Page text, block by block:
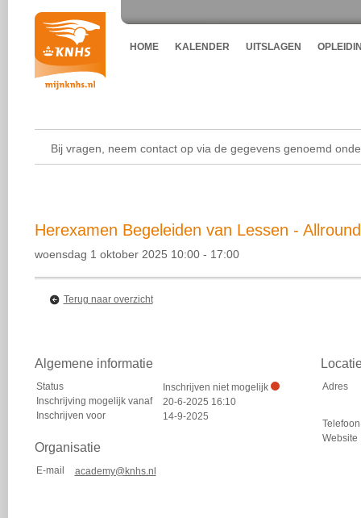
HOME KALENDER UITSLAGEN
Bij vragen, neem contact op via de gegevens genoemd
Herexamen Begeleiden van Lessen -
woensdag 1 oktober 2025 10:00 - 17:00
Terug naar overzicht
Algemene informatie
Status
Inschrijven niet mogelijk
Inschrijving mogelijk vanaf
20-6-2025 16:10
Inschrijven voor
14-9-2025
Organisatie
E-mail academy@knhs.nl
Adres
Telefoon
Website